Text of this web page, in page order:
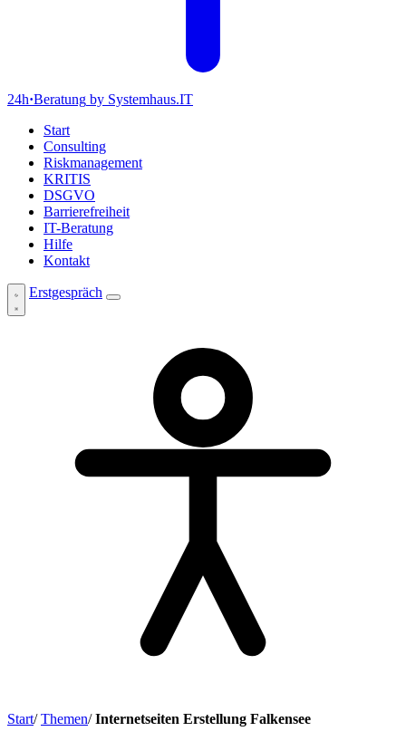
24h·Beratung by Systemhaus.IT
Start
Consulting
Riskmanagement
KRITIS
DSGVO
Barrierefreiheit
IT-Beratung
Hilfe
Kontakt
Erstgespräch
Start/ Themen/ Internetseiten Erstellung Falkensee